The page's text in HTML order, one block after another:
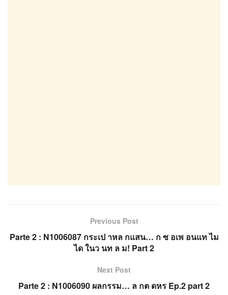
Previous Post
Parte 2 : N1006087 กระเป าหล กแสน… ก ซ อเพ อนแท ไม
ได ในว นท ล ม! Part 2
Next Post
Parte 2 : N1006090 ผลกรรม… ล กต ดหร Ep.2 part 2